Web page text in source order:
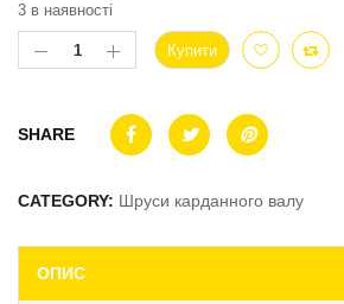
3 в наявності
Купити
SHARE
CATEGORY: Шруси карданного валу
ОПИС